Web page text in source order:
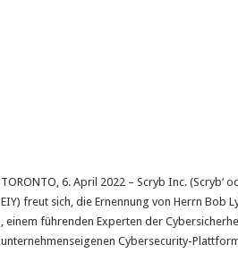
TORONTO, 6. April 2022 – Scryb Inc. (Scryb‘
EIY) freut sich, die Ernennung von Herrn Bob
, einem führenden Experten der
unternehmenseigenen Cybersecurity-